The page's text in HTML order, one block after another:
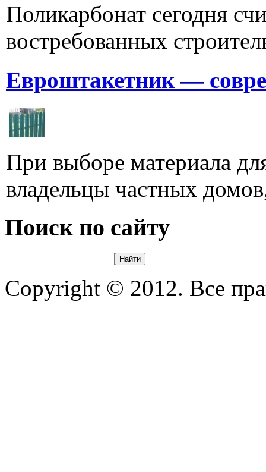
Поликарбонат сегодня
востребованных
Евроштакетник —
При выборе материала
владельцы частных
Поиск по сайту
Copyright © 2012. Все